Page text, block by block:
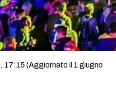
17:15 (Aggiornato il 1 giugno